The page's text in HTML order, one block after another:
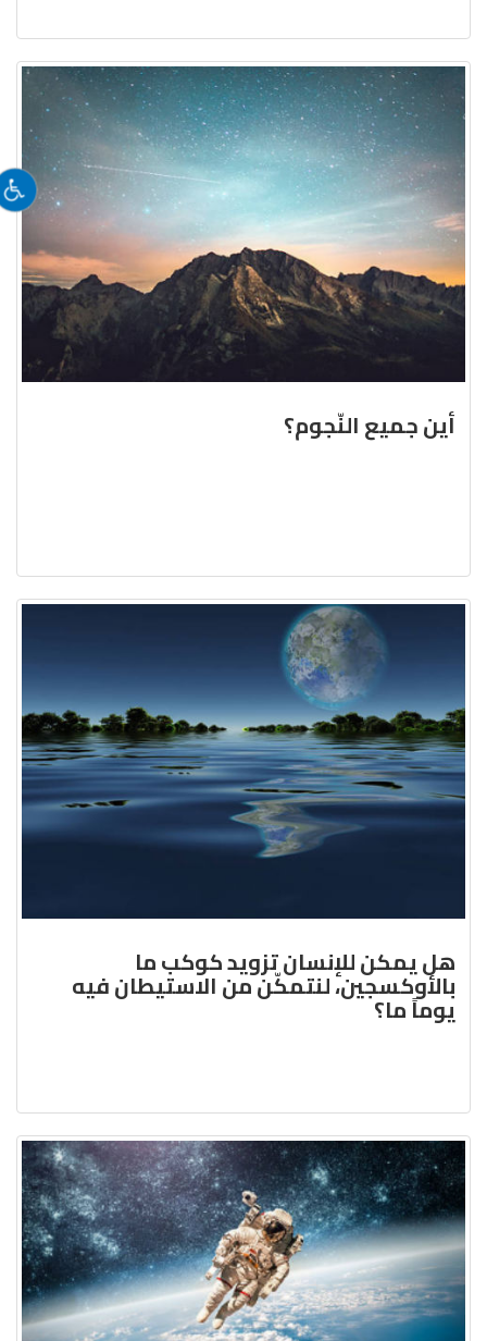
أين جميع النّجوم؟
هل يمكن للإنسان تزويد كوكب ما
بالأوكسجين، لنتمكّن من الاستيطان فيه
يوماً ما؟